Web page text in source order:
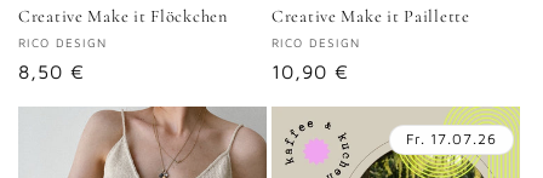
Creative Make it Flöckchen
Anbieter:
RICO DESIGN
Normaler
8,50 €
Creative Make it Paillette
Anbieter:
RICO DESIGN
Normaler
10,90 €
Fr. 17.07.26